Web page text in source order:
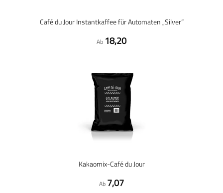
Café du Jour Instantkaffee für Automaten „Silver“
Ab 18,20
Kakaomix-Café du Jour
Ab 7,07